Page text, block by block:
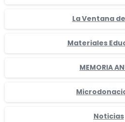
La Ventana
Materiales
MEMORIA
Noticias